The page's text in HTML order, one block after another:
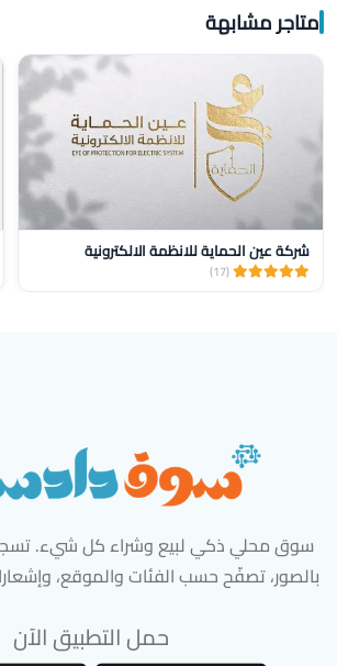
متاجر مشابهة
شركة عين الحماية للانظمة الالكترونية
(17)
سوق محلي ذكي لبيع وشراء كل شيء. تسجيل
بالصور، تصفّح حسب الفئات والموقع،
حمل التطبيق الآن